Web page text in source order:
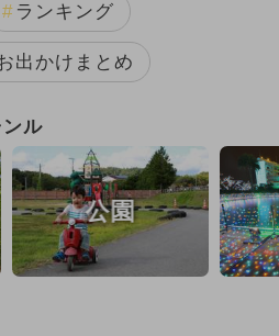
ランキング
出かけまとめ
ル
公園